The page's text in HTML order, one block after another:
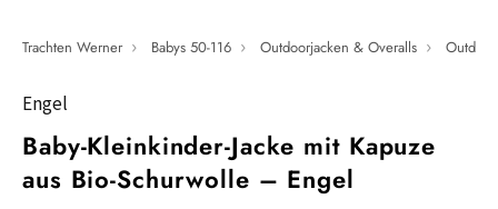
Trachten Werner Babys 50-116 Outdoorjacken & Overalls
Engel
Baby-Kleinkinder-Jacke mit Kapuze
aus Bio-Schurwolle – Engel